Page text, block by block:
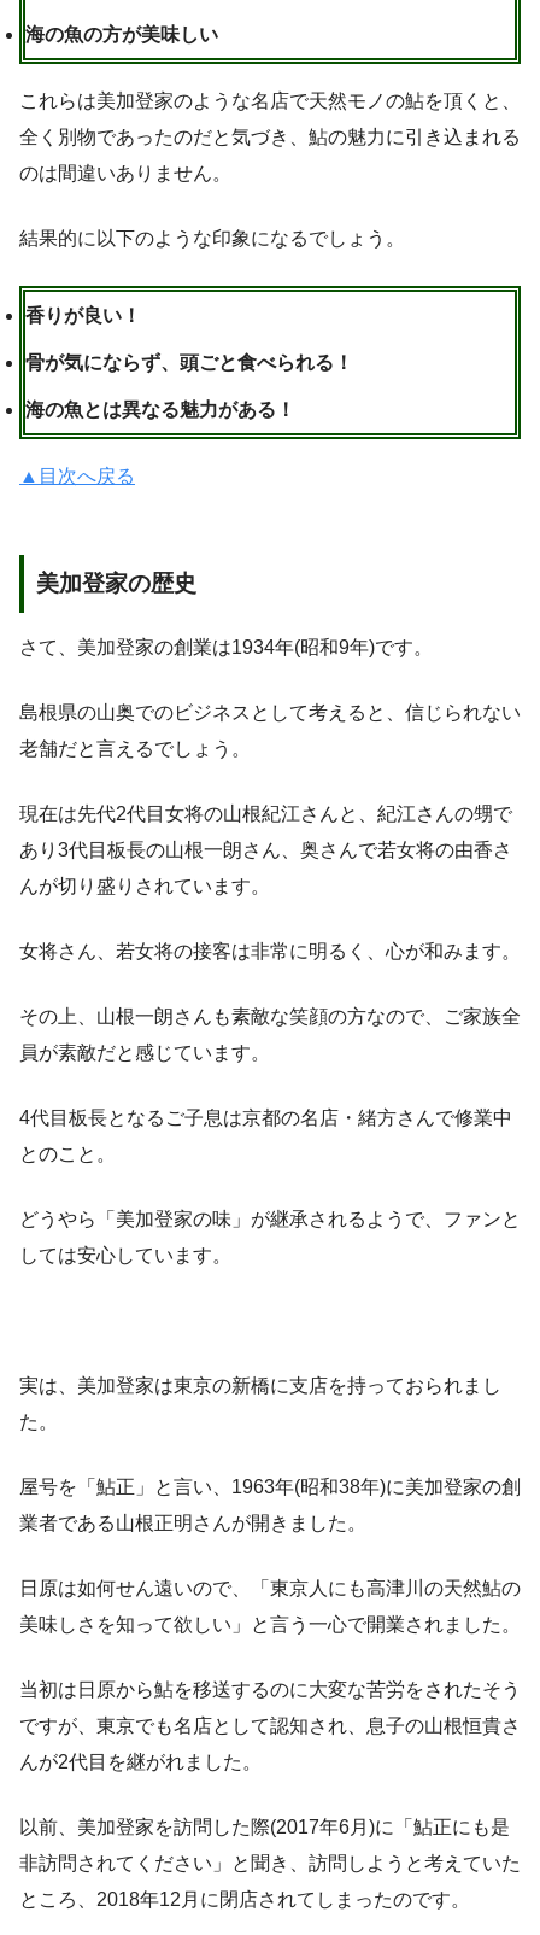
海の魚の方が美味しい
これらは美加登家のような名店で天然モノの鮎を頂くと、
全く別物であったのだと気づき、鮎の魅力に引き込まれる
のは間違いありません。
結果的に以下のような印象になるでしょう。
香りが良い！
骨が気にならず、頭ごと食べられる！
海の魚とは異なる魅力がある！
▲目次へ戻る
美加登家の歴史
さて、美加登家の創業は1934年(昭和9年)です。
島根県の山奥でのビジネスとして考えると、信じられない
老舗だと言えるでしょう。
現在は先代2代目女将の山根紀江さんと、紀江さんの甥で
あり3代目板長の山根一朗さん、奥さんで若女将の由香さ
んが切り盛りされています。
女将さん、若女将の接客は非常に明るく、心が和みます。
その上、山根一朗さんも素敵な笑顔の方なので、ご家族全
員が素敵だと感じています。
4代目板長となるご子息は京都の名店・緒方さんで修業中
とのこと。
どうやら「美加登家の味」が継承されるようで、ファンと
しては安心しています。
実は、美加登家は東京の新橋に支店を持っておられまし
た。
屋号を「鮎正」と言い、1963年(昭和38年)に美加登家の創
業者である山根正明さんが開きました。
日原は如何せん遠いので、「東京人にも高津川の天然鮎の
美味しさを知って欲しい」と言う一心で開業されました。
当初は日原から鮎を移送するのに大変な苦労をされたそう
ですが、東京でも名店として認知され、息子の山根恒貴さ
んが2代目を継がれました。
以前、美加登家を訪問した際(2017年6月)に「鮎正にも是
非訪問されてください」と聞き、訪問しようと考えていた
ところ、2018年12月に閉店されてしまったのです。